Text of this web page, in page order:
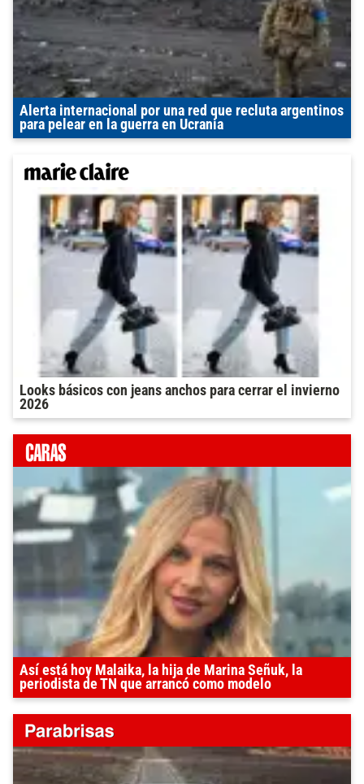
Alerta internacional por una red que recluta argentinos
para pelear en la guerra en Ucrania
Looks básicos con jeans anchos para cerrar el invierno
2026
Así está hoy Malaika, la hija de Marina Señuk, la
periodista de TN que arrancó como modelo